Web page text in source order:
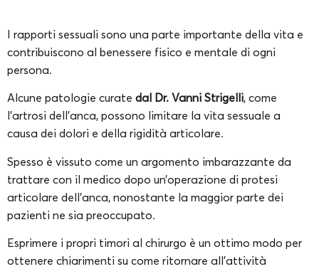
I rapporti sessuali sono una parte importante della vita e
contribuiscono al benessere fisico e mentale di ogni
persona.
Alcune patologie curate dal Dr. Vanni Strigelli, come
l’artrosi dell’anca, possono limitare la vita sessuale a
causa dei dolori e della rigidità articolare.
Spesso è vissuto come un argomento imbarazzante da
trattare con il medico dopo un’operazione di protesi
articolare dell’anca, nonostante la maggior parte dei
pazienti ne sia preoccupato.
Esprimere i propri timori al chirurgo è un ottimo modo per
ottenere chiarimenti su come ritornare all’attività